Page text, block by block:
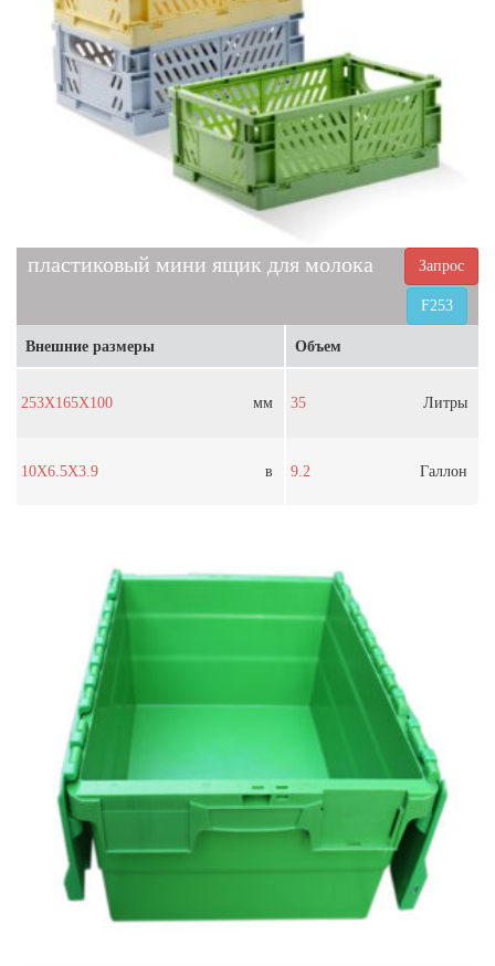
пластиковый мини ящик для молока Запрос
F253
Внешние размеры
253X165X100 мм
10X6.5X3.9 в
Объем
35 Литры
9.2 Галлон